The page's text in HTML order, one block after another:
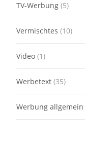
TV-Werbung (5)
Vermischtes (10)
Video (1)
Werbetext (35)
Werbung allgemein